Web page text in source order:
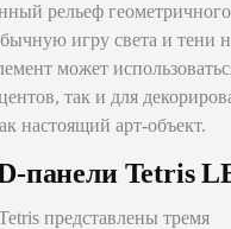
рельеф
игру света и тени
может
так и для
настоящий арт-объект.
панели Tetris
представлены тремя